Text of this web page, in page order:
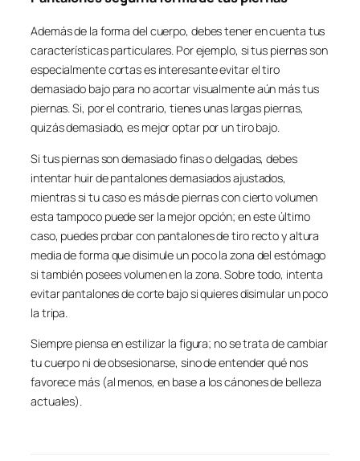
Además de la forma del cuerpo, debes tener en cuenta tus
características particulares. Por ejemplo, si tus piernas son
especialmente cortas es interesante evitar el tiro
demasiado bajo para no acortar visualmente aún más tus
piernas. Si, por el contrario, tienes unas largas piernas,
quizás demasiado, es mejor optar por un tiro bajo.
Si tus piernas son demasiado finas o delgadas, debes
intentar huir de pantalones demasiados ajustados,
mientras si tu caso es más de piernas con cierto volumen
esta tampoco puede ser la mejor opción; en este último
caso, puedes probar con pantalones de tiro recto y altura
media de forma que disimule un poco la zona del estómago
si también posees volumen en la zona. Sobre todo, intenta
evitar pantalones de corte bajo si quieres disimular un poco
la tripa.
Siempre piensa en estilizar la figura; no se trata de cambiar
tu cuerpo ni de obsesionarse, sino de entender qué nos
favorece más (al menos, en base a los cánones de belleza
actuales).